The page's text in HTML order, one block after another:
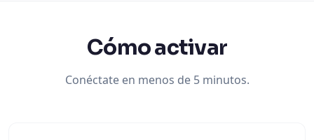
Cómo activar
Conéctate en menos de 5 minutos.